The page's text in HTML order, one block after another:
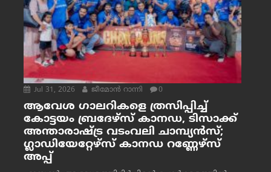
Jul 31, 2026 ജീമോന്‍ റാന്നി 0
ആവേശ ഗാലറികളെ ത്രസിപ്പിച്ച്
കോട്ടയം ബ്രദേഴ്‌സ് കാനഡ, ടിസാക്ക്
അന്താരാഷ്ട്ര വടംവലി ചാമ്പ്യന്‍സ്;
ഗ്ലാഡിയേറ്റേഴ്‌സ് കാനഡ റണ്ണേഴ്‌സ്
അപ്പ്